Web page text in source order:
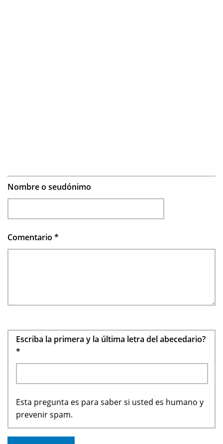
Nombre o seudónimo
Comentario *
Escriba la primera y la última letra del abecedario?
*
Esta pregunta es para saber si usted es humano y
prevenir spam.